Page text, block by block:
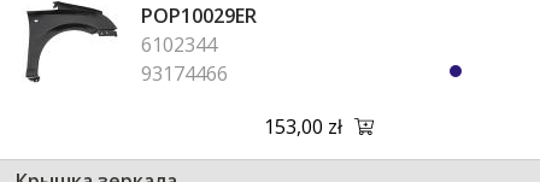
POP10029ER
6102344
93174466
153,00 zł